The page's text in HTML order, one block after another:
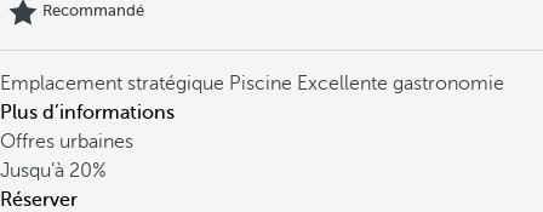
Recommandé
Emplacement stratégique Piscine Excellente gastronomie
Plus d’informations
Offres urbaines
Jusqu’à 20%
Réserver